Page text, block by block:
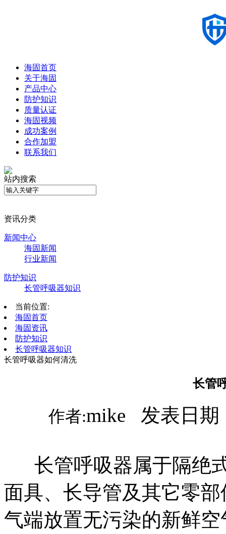
海固首页
关于海固
产品中心
防护知识
质量认证
海固视频
成功案例
合作加盟
联系我们
站内搜索
资讯分类
新闻中心
海固新闻
行业新闻
防护知识
长管呼吸器知识
当前位置:
海固首页
海固资讯
防护知识
长管呼吸器知识
长管呼吸器如何清洗
长管
作者:mike 发表日
长管呼吸器属于隔绝
面具、长导管及其它零
气端放置无污染的新鲜